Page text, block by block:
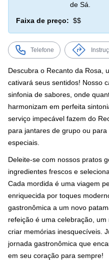
de Sá.
Faixa de preço: $$
Telefone
Descubra o Recanto da Rosa,
cativará seus sentidos! Nosso
sinfonia de sabores, onde
harmonizam em perfeita
serviço impecável fazem do
para jantares de grupo ou
especiais.
Deleite-se com nossos pratos
ingredientes frescos e
Cada mordida é uma viagem
enriquecida por toques
gastronômica a um novo
refeição é uma celebração,
criar memórias inesquecíveis.
jornada gastronômica que
em seu coração para sempre!